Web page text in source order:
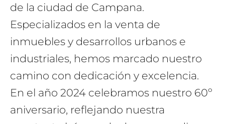
de la ciudad de Campana.
Especializados en la venta de
inmuebles y desarrollos urbanos e
industriales, hemos marcado nuestro
camino con dedicación y excelencia.
En el año 2024 celebramos nuestro 60º
aniversario, reflejando nuestra